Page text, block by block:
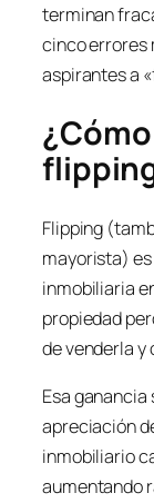
terminan
cinco errores
aspirantes a
Flipping
mayorista)
inmobiliaria
propiedad
de venderla y
Esa
apreciación
inmobiliario
aumentando